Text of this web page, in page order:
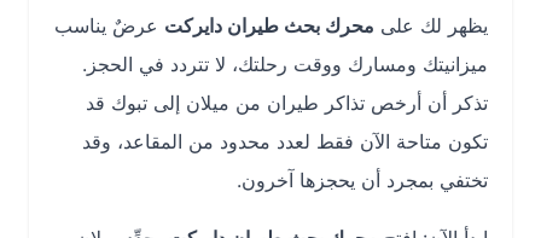
يظهر لك علىمحرك بحث طيران دايركتعرضٌ يناسب
ميزانيتك ومسارك ووقت رحلتك، لا تتردد في الحجز.
تذكر أن أرخص تذاكر طيران من ميلان إلى تبوك قد
تكون متاحة الآن فقط لعدد محدود من المقاعد، وقد
تختفي بمجرد أن يحجزها آخرون.